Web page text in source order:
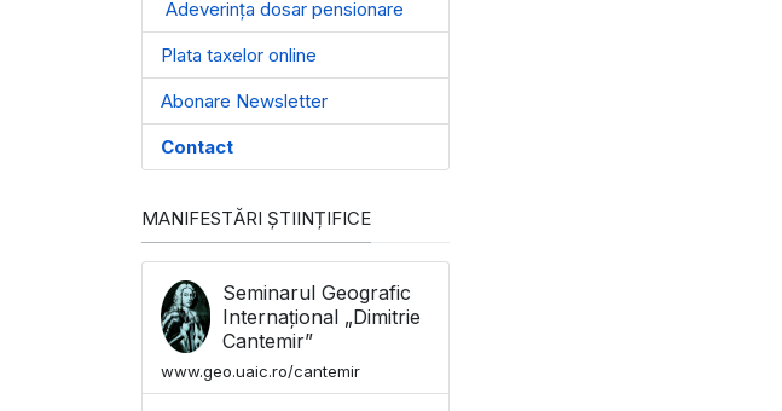
Adeverința dosar pensionare
Plata taxelor online
Abonare Newsletter
Contact
MANIFESTĂRI ȘTIINȚIFICE
Seminarul Geografic
Internațional „Dimitrie
Cantemir”
www.geo.uaic.ro/cantemir